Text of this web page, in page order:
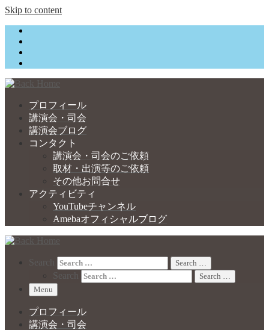
Skip to content
プロフィール
講演会・司会
講演会ブログ
コンタクト
講演会・司会のご依頼
取材・出演等のご依頼
その他お問合せ
アクティビティ
YouTubeチャンネル
Amebaオフィシャルブログ
Search Search …
Search
Search …
Menu
プロフィール
講演会・司会